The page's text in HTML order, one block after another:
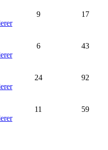
9 17
6 43
24 92
11 59